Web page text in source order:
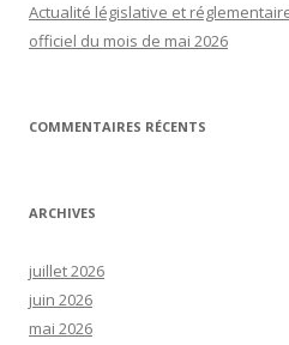
Actualité législative et
officiel du mois de mai 2026
COMMENTAIRES RÉCENTS
ARCHIVES
juillet 2026
juin 2026
mai 2026